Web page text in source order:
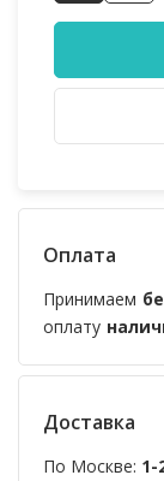
Оплата
Принимаем
оплату
Доставка
По Москве: 1-